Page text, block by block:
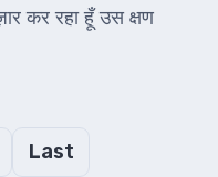
कर रहा हूँ उस क्षण
Last